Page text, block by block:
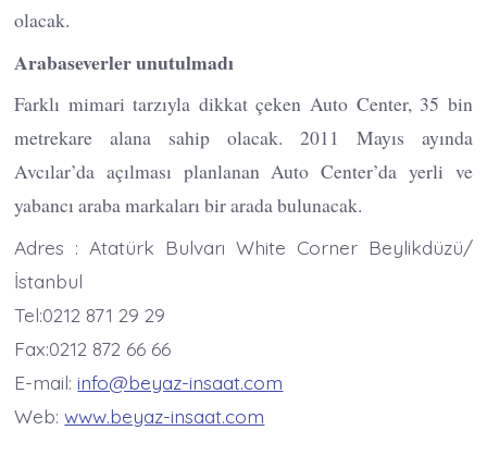
olacak.
Arabaseverler unutulmadı
Farklı mimari tarzıyla dikkat çeken Auto Center, 35 bin
metrekare alana sahip olacak. 2011 Mayıs ayında
Avcılar’da açılması planlanan Auto Center’da yerli ve
yabancı araba markaları bir arada bulunacak.
Adres : Atatürk Bulvarı White Corner Beylikdüzü/
İstanbul
Tel:0212 871 29 29
Fax:0212 872 66 66
E-mail:info@beyaz-insaat.com
Web:www.beyaz-insaat.com